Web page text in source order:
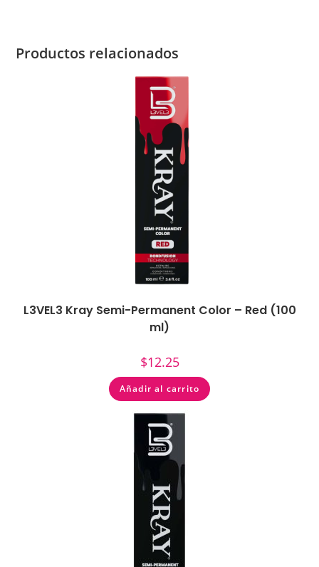
Productos relacionados
L3VEL3 Kray Semi-Permanent Color – Red (100
ml)
$12.25
Añadir al carrito